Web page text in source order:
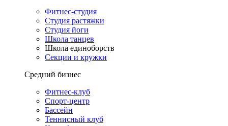
Фитнес-студия
Студия растяжки
Студия йоги
Школа танцев
Школа единоборств
Секции и кружки
Средний бизнес
Фитнес-клуб
Спорт-центр
Бассейн
Теннисный клуб